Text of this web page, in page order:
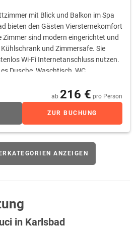
mit Blick und Balkon im Spa
bieten den Gästen Viersternekomfort
Zimmer sind modern eingerichtet und
und Zimmersafe. Sie
Wi-Fi Internetanschluss nutzen.
Dusche, Waschtisch, WC,
Während des Aufenthaltes
Hygieneartikel sowie
und Badetücher zur Verfügung.
ab 216 € pro Person
ZUR BUCHUNG
ANZEIGEN
in Karlsbad